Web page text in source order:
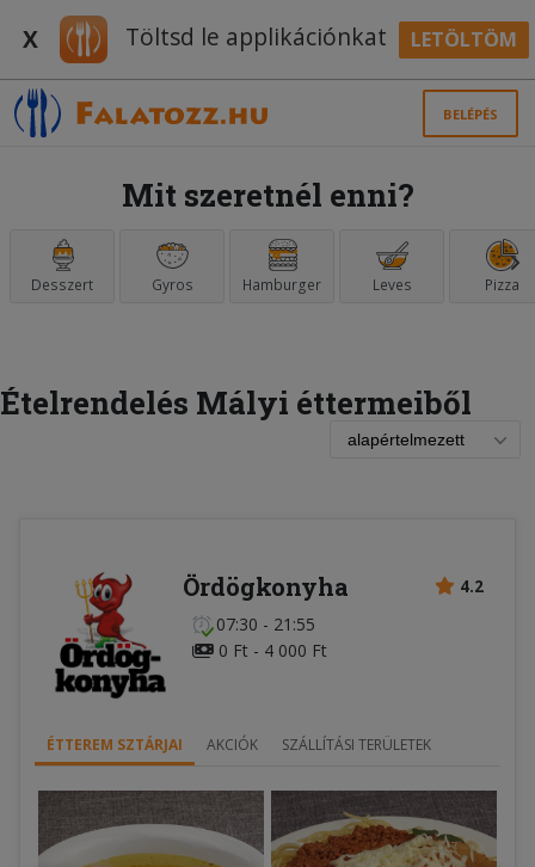
X Töltsd le applikációnkat LETÖLTÖM
BELÉPÉS
Mit szeretnél enni?
Desszert Gyros Hamburger Leves Pizza
Ételrendelés Mályi éttermeiből
4.2
Ördögkonyha
07:30 - 21:55
0 Ft - 4 000 Ft
ÉTTEREM SZTÁRJAI AKCIÓK SZÁLLÍTÁSI TERÜLETEK